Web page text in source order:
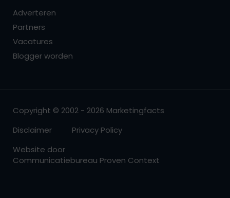
Adverteren
Partners
Vacatures
Blogger worden
Copyright © 2002 - 2026 Marketingfacts
Disclaimer
Privacy Policy
Website door
Communicatiebureau Proven Context